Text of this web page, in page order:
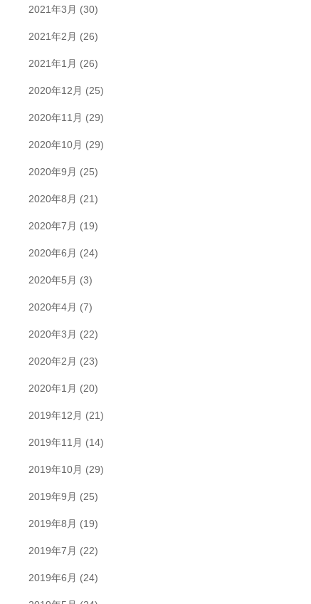
2021年3月 (30)
2021年2月 (26)
2021年1月 (26)
2020年12月 (25)
2020年11月 (29)
2020年10月 (29)
2020年9月 (25)
2020年8月 (21)
2020年7月 (19)
2020年6月 (24)
2020年5月 (3)
2020年4月 (7)
2020年3月 (22)
2020年2月 (23)
2020年1月 (20)
2019年12月 (21)
2019年11月 (14)
2019年10月 (29)
2019年9月 (25)
2019年8月 (19)
2019年7月 (22)
2019年6月 (24)